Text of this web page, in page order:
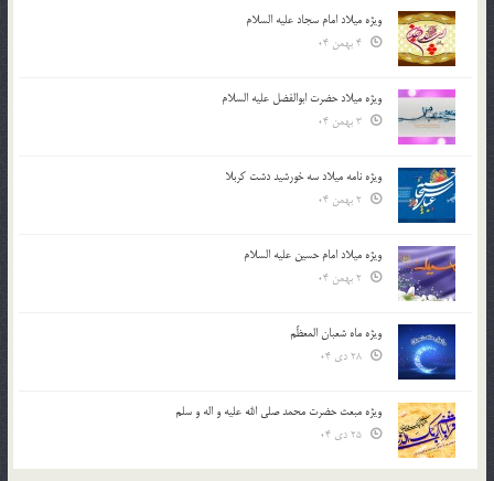
ویژه میلاد امام سجاد علیه السلام
ویژه میلاد حضرت ابوالفضل علیه السلام
ویژه نامه میلاد سه خورشید دشت کربلا
ویژه میلاد امام حسین علیه السلام
ویژه ماه شعبان المعظّم
ویژه مبعث حضرت محمد صلی الله علیه و اله و سلم